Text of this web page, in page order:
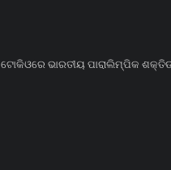
ଟୋକିଓରେ ଭାରତୀୟ ପାରାଲିମ୍ପିକ